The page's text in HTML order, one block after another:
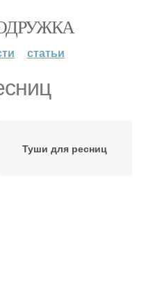
статьи
Туши для ресниц